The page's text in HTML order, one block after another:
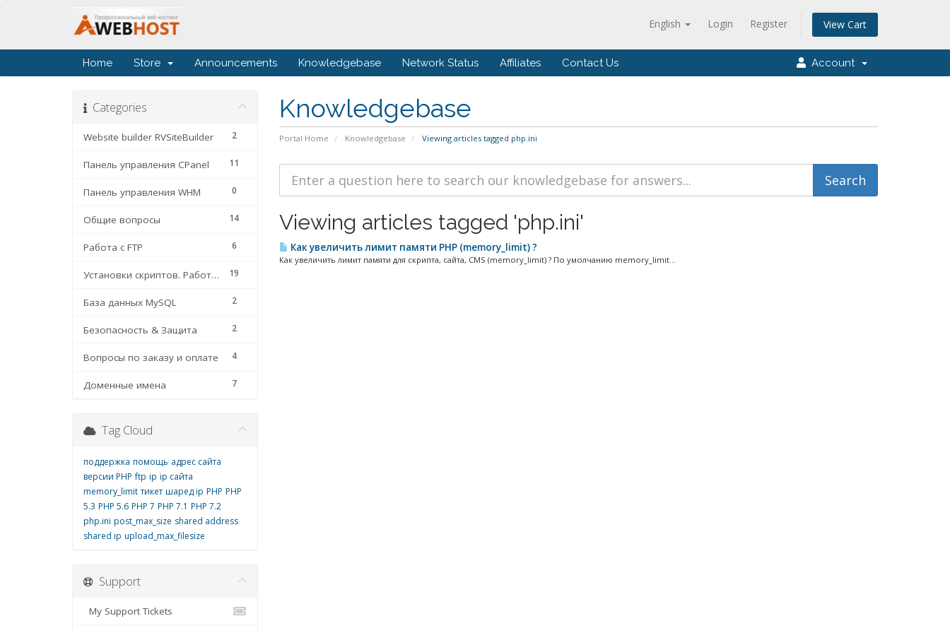
English Login Register View Cart
Home Store Announcements Knowledgebase Network Status Affiliates Contact Us Account
Knowledgebase
Portal Home Knowledgebase Viewing articles tagged php.ini
Categories
2
Website builder RVSiteBuilder
11
Панель управления CPanel
0
Панель управления WHM
14
Общие вопросы
6
Работа с FTP
19
Установки скриптов. Работа с сайтами
2
База данных MySQL
2
Безопасность & Защита
4
Вопросы по заказу и оплате
7
Доменные имена
Viewing articles tagged 'php.ini'
Как увеличить лимит памяти PHP (memory_limit) ?
Как увеличить лимит памяти для скрипта, сайта, CMS (memory_limit) ? По умолчанию memory_limit...
Tag Cloud
поддержка помощь адрес сайта
версии PHP ftp ip ip сайта
memory_limit тикет шаред ip PHP PHP
5.3 PHP 5.6 PHP 7 PHP 7.1 PHP 7.2
php.ini post_max_size shared address
shared ip upload_max_filesize
Support
My Support Tickets